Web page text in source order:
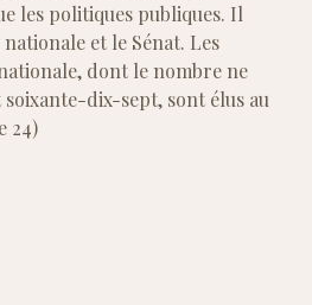
les politiques publiques. Il
et le Sénat. Les
dont le nombre ne
dix-sept, sont élus au
24)